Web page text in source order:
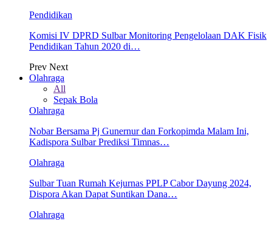
Pendidikan
Komisi IV DPRD Sulbar Monitoring Pengelolaan DAK Fisik
Pendidikan Tahun 2020 di…
Prev Next
Olahraga
All
Sepak Bola
Olahraga
Nobar Bersama Pj Gunernur dan Forkopimda Malam Ini,
Kadispora Sulbar Prediksi Timnas…
Olahraga
Sulbar Tuan Rumah Kejurnas PPLP Cabor Dayung 2024,
Dispora Akan Dapat Suntikan Dana…
Olahraga